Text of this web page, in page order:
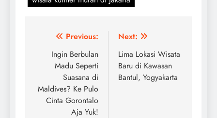
Navigasi
pos
Previous:
Ingin Berbulan
Madu Seperti
Suasana di
Maldives? Ke Pulo
Cinta Gorontalo
Aja Yuk!
Next:
Lima Lokasi Wisata
Baru di Kawasan
Bantul, Yogyakarta